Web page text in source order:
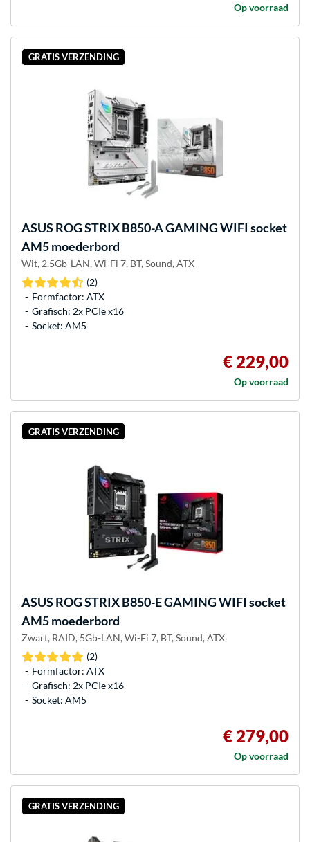
Op voorraad
GRATIS VERZENDING
ASUS ROG STRIX B850-A GAMING WIFI socket
AM5 moederbord
Wit, 2.5Gb-LAN, Wi-Fi 7, BT, Sound, ATX
(2)
Formfactor: ATX
Grafisch: 2x PCIe x16
Socket: AM5
€ 229,00
Op voorraad
GRATIS VERZENDING
ASUS ROG STRIX B850-E GAMING WIFI socket
AM5 moederbord
Zwart, RAID, 5Gb-LAN, Wi-Fi 7, BT, Sound, ATX
(2)
Formfactor: ATX
Grafisch: 2x PCIe x16
Socket: AM5
€ 279,00
Op voorraad
GRATIS VERZENDING